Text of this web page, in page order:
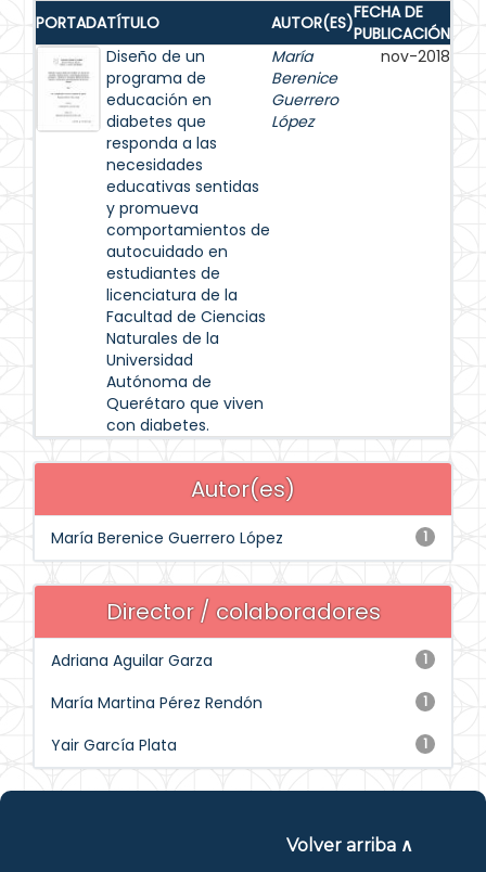
PORTADATÍTULO AUTOR(ES)FECHA DE
PUBLICACIÓN
Diseño de un
programa de
educación en
diabetes que
responda a las
necesidades
educativas sentidas
y promueva
comportamientos de
autocuidado en
estudiantes de
licenciatura de la
Facultad de Ciencias
Naturales de la
Universidad
Autónoma de
Querétaro que viven
con diabetes.
María
Berenice
Guerrero
López
nov-2018
Autor(es)
1
María Berenice Guerrero López
Director / colaboradores
1
Adriana Aguilar Garza
1
María Martina Pérez Rendón
1
Yair García Plata
Volver arriba ∧